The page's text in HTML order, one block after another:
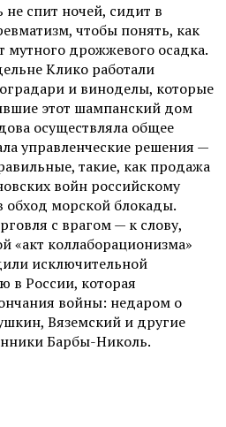
спит ночей, сидит в
чтобы понять, как
мутного дрожжевого осадка.
Клико работали
и виноделы, которые
этот шампанский дом
осуществляла общее
управленческие решения —
такие, как продажа
войн российскому
морской блокады.
с врагом — к слову,
«акт коллаборационизма»
исключительной
в России, которая
войны: недаром о
Вяземский и другие
Барбы-Николь.